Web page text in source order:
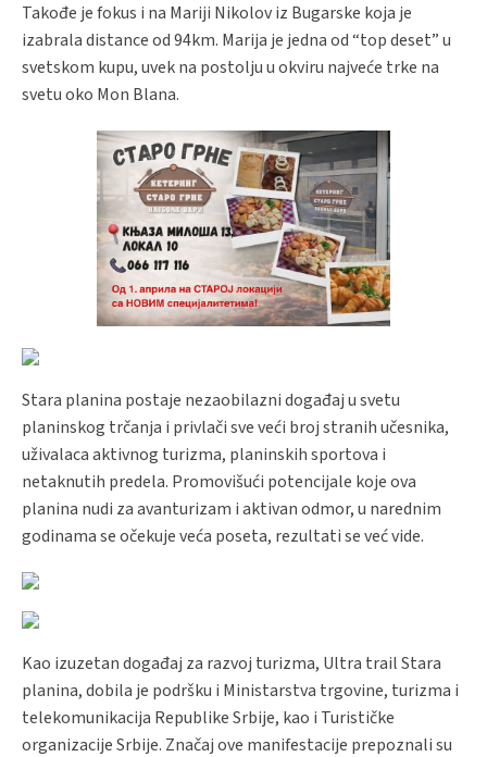
Takođe je fokus i na Mariji Nikolov iz Bugarske koja je
izabrala distance od 94km. Marija je jedna od “top deset” u
svetskom kupu, uvek na postolju u okviru najveće trke na
svetu oko Mon Blana.
Stara planina postaje nezaobilazni događaj u svetu
planinskog trčanja i privlači sve veći broj stranih učesnika,
uživalaca aktivnog turizma, planinskih sportova i
netaknutih predela. Promovišući potencijale koje ova
planina nudi za avanturizam i aktivan odmor, u narednim
godinama se očekuje veća poseta, rezultati se već vide.
Kao izuzetan događaj za razvoj turizma, Ultra trail Stara
planina, dobila je podršku i Ministarstva trgovine, turizma i
telekomunikacija Republike Srbije, kao i Turističke
organizacije Srbije. Značaj ove manifestacije prepoznali su